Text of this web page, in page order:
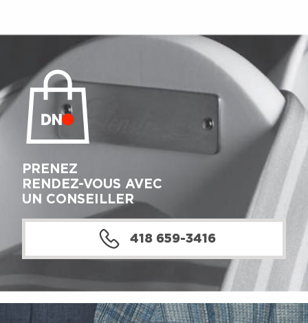
PRENEZ
RENDEZ-VOUS AVEC
UN CONSEILLER
418 659-3416